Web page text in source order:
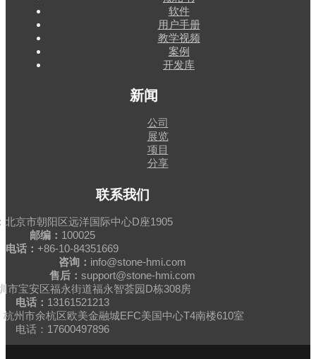
软件
用户手册
教学视频
案例
开发库
新闻
公司
展览
项目
分享
联系我们
北京市朝阳区远洋国际中心D座1905
邮编： 100025
电话： +86-10-84351669
咨询： info@stone-hmi.com
售后： support@stone-hmi.com
市宝安区福永街道福永智荟园D栋308房
电话： 13161521213
杭州市余杭区欧美金融城EFC美国中心T4南楼610室
电话：17600497896